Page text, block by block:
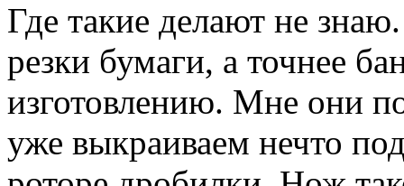
Где такие делают не
резки бумаги, а точнее
изготовлению. Мне они
уже выкраиваем нечто